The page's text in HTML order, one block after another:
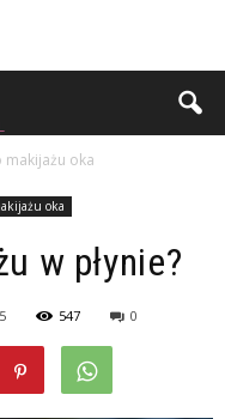
oka
oka
w płynie?
547 0